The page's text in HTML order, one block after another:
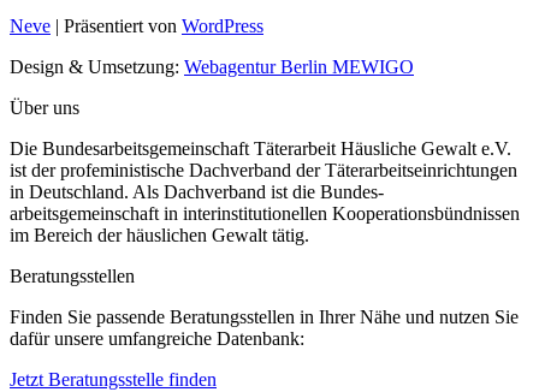
Neve | Präsentiert von WordPress
Design & Umsetzung: Webagentur Berlin MEWIGO
Über uns
Die Bundesarbeitsgemeinschaft Täterarbeit Häusliche Gewalt e.V.
ist der profeministische Dachverband der Täterarbeitseinrichtungen
in Deutschland. Als Dachverband ist die Bundes-
arbeitsgemeinschaft in interinstitutionellen Kooperationsbündnissen
im Bereich der häuslichen Gewalt tätig.
Beratungsstellen
Finden Sie passende Beratungsstellen in Ihrer Nähe und nutzen Sie
dafür unsere umfangreiche Datenbank:
Jetzt Beratungsstelle finden